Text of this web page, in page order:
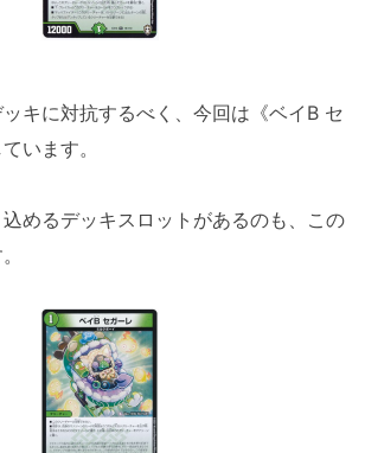
キに対抗するべく、今回は《ベイB セ
います。
めるデッキスロットがあるのも、この